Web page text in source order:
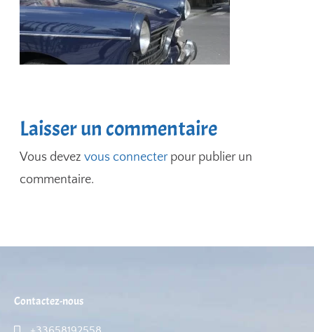
Laisser un commentaire
Vous devezvous connecterpour publier un
commentaire.
Contactez-nous